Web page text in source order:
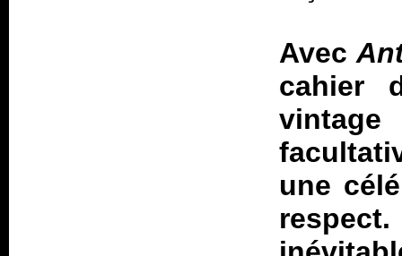
Avec
cahier
une